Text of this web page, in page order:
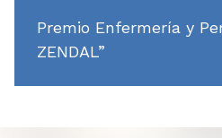
Premio Enfermería y
ZENDAL”